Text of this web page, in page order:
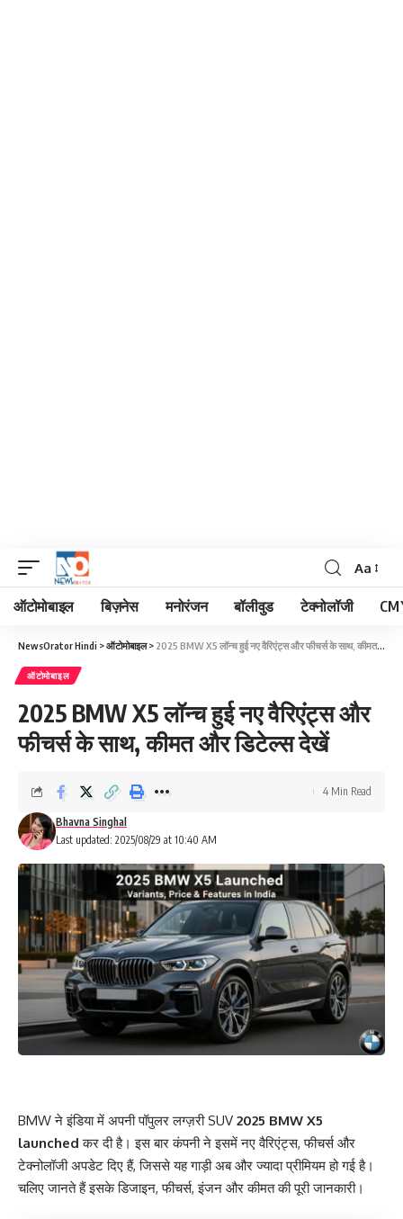
Font
Resizer
Aa
ऑटोमोबाइल बिज़नेस मनोरंजन बॉलीवुड टेक्नोलॉजी CM
NewsOrator Hindi >ऑटोमोबाइल> 2025 BMW X5 लॉन्च हुई नए वैरिएंट्स और फीचर्स के साथ, कीमत और डिटेल्स देखें
ऑटोमोबाइल
2025 BMW X5 लॉन्च हुई नए वैरिएंट्स और
फीचर्स के साथ, कीमत और डिटेल्स देखें
Last updated: 2025/08/29 at 10:40 AM
Bhavna Singhal
4 Min Read
BMW ने इंडिया में अपनी पॉपुलर लग्ज़री SUV 2025 BMW X5
launched कर दी है। इस बार कंपनी ने इसमें नए वैरिएंट्स, फीचर्स और
टेक्नोलॉजी अपडेट दिए हैं, जिससे यह गाड़ी अब और ज्यादा प्रीमियम हो गई है।
चलिए जानते हैं इसके डिजाइन, फीचर्स, इंजन और कीमत की पूरी जानकारी।